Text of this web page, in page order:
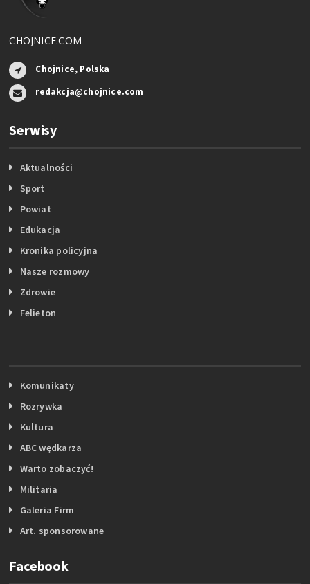
CHOJNICE.COM
Chojnice, Polska
redakcja@chojnice.com
Serwisy
Aktualności
Sport
Powiat
Edukacja
Kronika policyjna
Nasze rozmowy
Zdrowie
Felieton
Komunikaty
Rozrywka
Kultura
ABC wędkarza
Warto zobaczyć!
Militaria
Galeria Firm
Art. sponsorowane
Facebook